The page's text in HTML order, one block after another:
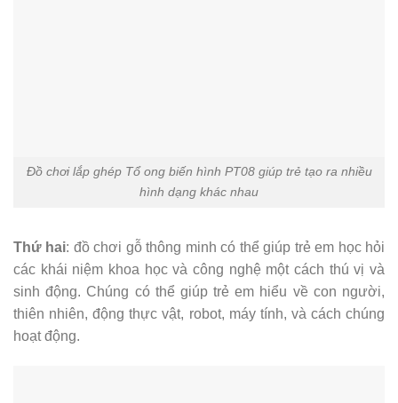
Đồ chơi lắp ghép Tổ ong biến hình PT08 giúp trẻ tạo ra nhiều
hình dạng khác nhau
Thứ hai: đồ chơi gỗ thông minh có thể giúp trẻ em học hỏi
các khái niệm khoa học và công nghệ một cách thú vị và
sinh động. Chúng có thể giúp trẻ em hiểu về con người,
thiên nhiên, động thực vật, robot, máy tính, và cách chúng
hoạt động.